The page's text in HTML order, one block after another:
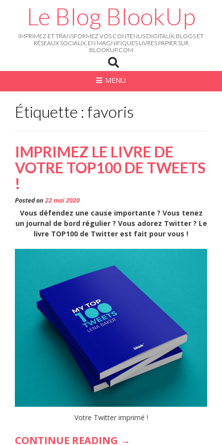
Le Blog BlookUp
IMPRIMEZ ET TRANSFORMEZ VOS CONTENUS DIGITAUX, BLOGS ET
RÉSEAUX SOCIAUX, EN MAGNIFIQUES LIVRES PAPIER SUR
BLOOKUP.COM
MENU
Étiquette : favoris
IMPRIMEZ LE LIVRE DE
VOTRE TOP100 DE TWEETS
!
Posted on22 mai 2020
Vous défendez une cause importante ? Vous tenez
un journal de bord régulier ? Vous adorez Twitter ? Le
livre TOP100 de Twitter est fait pour vous !
Votre Twitter imprimé !
CONTINUE READING « IMPRIMEZ
→